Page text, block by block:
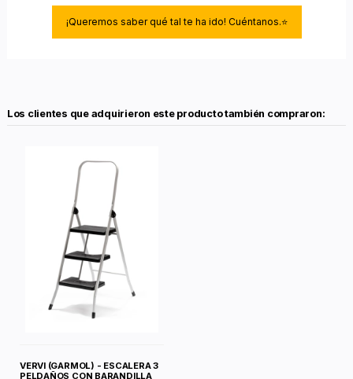
¡Queremos saber qué tal te ha ido! Cuéntanos.⭐
Los clientes que adquirieron este producto también compraron:
VERVI (GARMOL) - ESCALERA 3
PELDAÑOS CON BARANDILLA